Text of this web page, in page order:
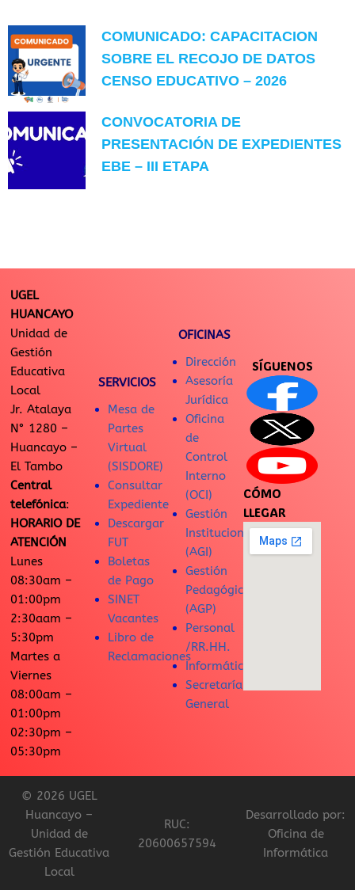
COMUNICADO: CAPACITACION
SOBRE EL RECOJO DE DATOS
CENSO EDUCATIVO – 2026
CONVOCATORIA DE
PRESENTACIÓN DE EXPEDIENTES
EBE – III ETAPA
UGEL
HUANCAYO
Unidad de
Gestión
Educativa
Local
Jr. Atalaya
N° 1280 –
Huancayo –
El Tambo
Central
telefónica:
HORARIO DE
ATENCIÓN
Lunes
08:30am –
01:00pm
2:30aam –
5:30pm
Martes a
Viernes
08:00am –
01:00pm
02:30pm –
05:30pm
SERVICIOS
Mesa de
Partes
Virtual
(SISDORE)
Consultar
Expediente
Descargar
FUT
Boletas
de Pago
SINET
Vacantes
Libro de
Reclamaciones
OFICINAS
Dirección
Asesoría
Jurídica
Oficina
de
Control
Interno
(OCI)
Gestión
Institucional
(AGI)
Gestión
Pedagógica
(AGP)
Personal
/RR.HH.
Informática
Secretaría
General
SÍGUENOS
CÓMO
LLEGAR
© 2026 UGEL
Huancayo –
Unidad de
Gestión Educativa
Local
RUC:
20600657594
Desarrollado por:
Oficina de
Informática